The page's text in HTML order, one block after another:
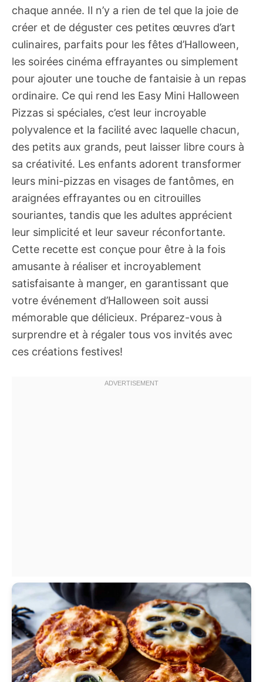
chaque année. Il n’y a rien de tel que la joie de
créer et de déguster ces petites œuvres d’art
culinaires, parfaits pour les fêtes d’Halloween,
les soirées cinéma effrayantes ou simplement
pour ajouter une touche de fantaisie à un repas
ordinaire. Ce qui rend les Easy Mini Halloween
Pizzas si spéciales, c’est leur incroyable
polyvalence et la facilité avec laquelle chacun,
des petits aux grands, peut laisser libre cours à
sa créativité. Les enfants adorent transformer
leurs mini-pizzas en visages de fantômes, en
araignées effrayantes ou en citrouilles
souriantes, tandis que les adultes apprécient
leur simplicité et leur saveur réconfortante.
Cette recette est conçue pour être à la fois
amusante à réaliser et incroyablement
satisfaisante à manger, en garantissant que
votre événement d’Halloween soit aussi
mémorable que délicieux. Préparez-vous à
surprendre et à régaler tous vos invités avec
ces créations festives!